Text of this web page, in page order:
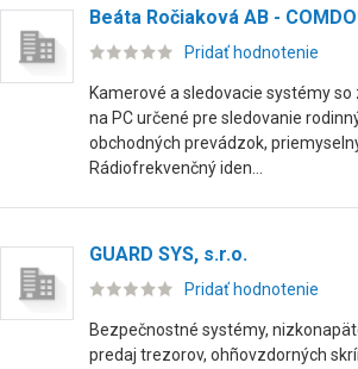
Beáta Ročiaková AB -
Pridať hodnotenie
Kamerové a sledovacie systémy
na PC určené pre sledovanie
obchodných prevádzok,
Rádiofrekvenčný iden...
GUARD SYS, s.r.o.
Pridať hodnotenie
Bezpečnostné systémy,
predaj trezorov, ohñovzdorných